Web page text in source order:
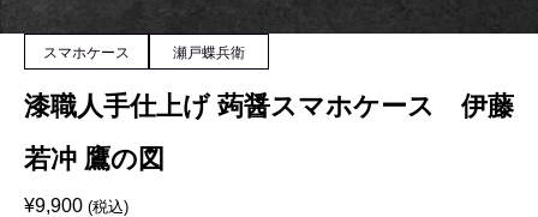
スマホケース 瀬戸蝶兵衛
漆職人手仕上げ 蒟醤スマホケース 伊藤
若冲 鷹の図
¥9,900 (税込)